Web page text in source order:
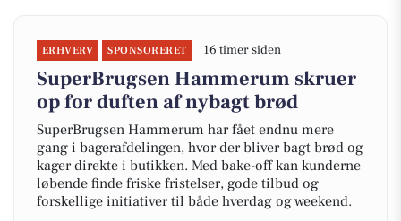
ERHVERV SPONSORERET 16 timer siden
SuperBrugsen Hammerum skruer
op for duften af nybagt brød
SuperBrugsen Hammerum har fået endnu mere
gang i bagerafdelingen, hvor der bliver bagt brød og
kager direkte i butikken. Med bake-off kan kunderne
løbende finde friske fristelser, gode tilbud og
forskellige initiativer til både hverdag og weekend.